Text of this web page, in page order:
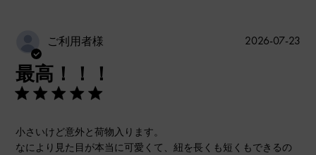
ご利用者様
最高！！！
小さいけど意外と荷物入ります。
なにより見た目が本当に可愛くて、紐を長くも短くもできるの
公
2026-07-23